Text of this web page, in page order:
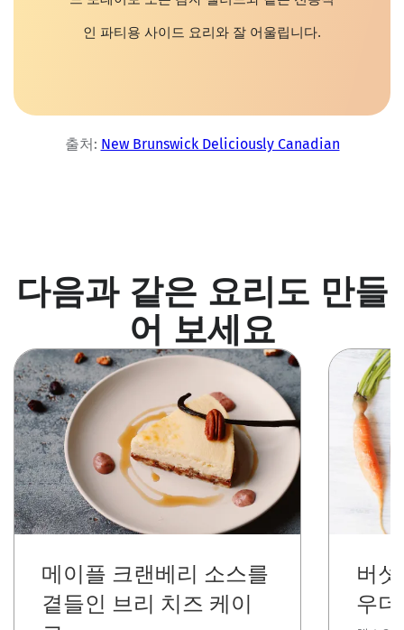
인 파티용 사이드 요리와 잘 어울립니다.
출처: New Brunswick Deliciously Canadian
다음과 같은 요리도 만들
어 보세요
이
미
지
메이플 크랜베리 소스를
곁들인 브리 치즈 케이
이
버
우더